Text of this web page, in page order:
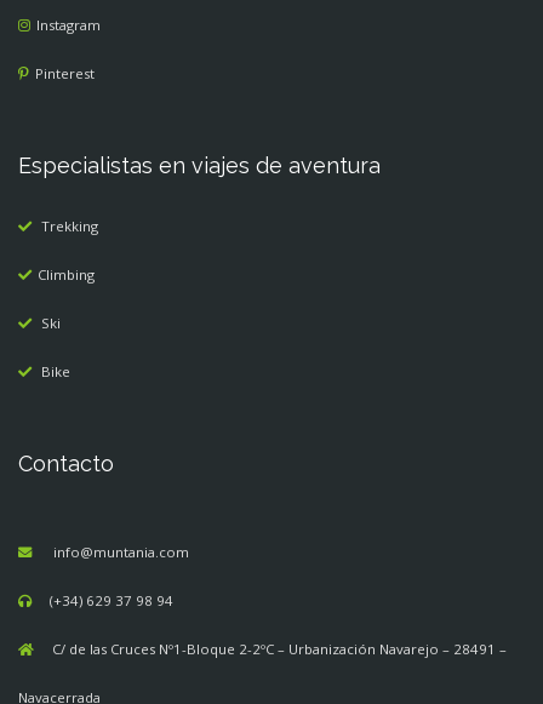
Instagram
Pinterest
Especialistas en viajes de aventura
Trekking
Climbing
Ski
Bike
Contacto
info@muntania.com
(+34) 629 37 98 94
C/ de las Cruces Nº1-Bloque 2-2ºC – Urbanización Navarejo – 28491 –
Navacerrada